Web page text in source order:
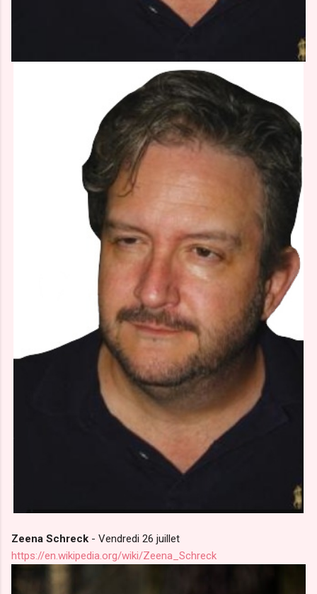
Zeena Schreck - Vendredi 26 juillet
https://en.wikipedia.org/wiki/Zeena_Schreck